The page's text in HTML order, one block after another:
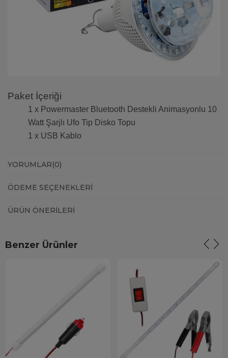
Paket İçeriği
1 x Powermaster Bluetooth Destekli Animasyonlu 10
Watt Şarjlı Ufo Tip Disko Topu
1 x USB Kablo
YORUMLAR(0)
ÖDEME SEÇENEKLERI
ÜRÜN ÖNERILERI
Benzer Ürünler